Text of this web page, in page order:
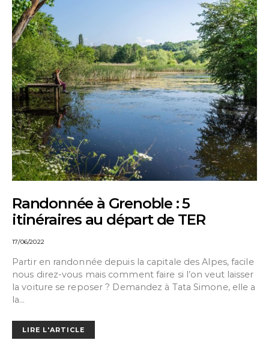
Randonnée à Grenoble : 5
itinéraires au départ de TER
17/06/2022
Partir en randonnée depuis la capitale des Alpes, facile
nous direz-vous mais comment faire si l’on veut laisser
la voiture se reposer ? Demandez à Tata Simone, elle a
la…
LIRE L'ARTICLE